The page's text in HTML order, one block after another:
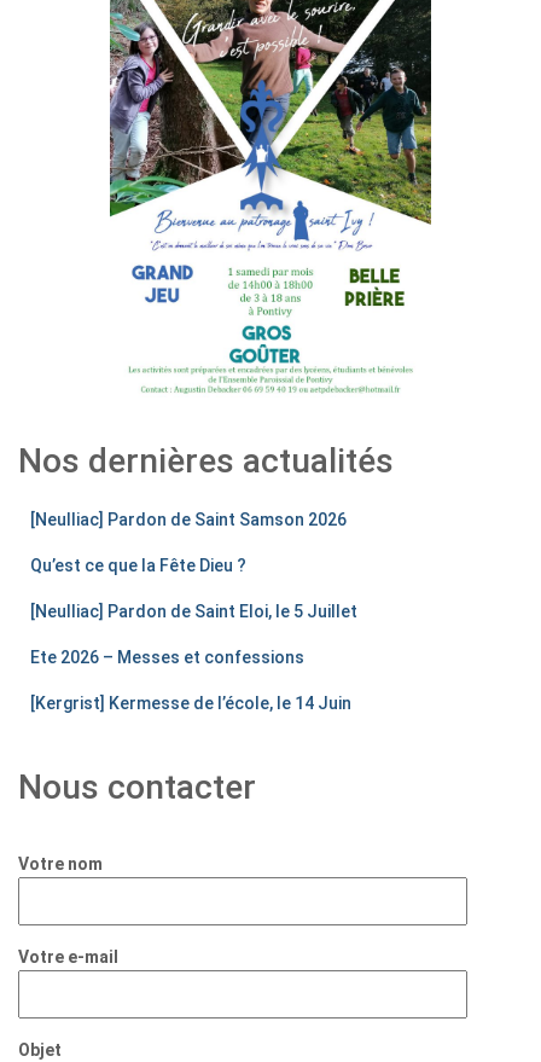
Nos dernières actualités
[Neulliac] Pardon de Saint Samson 2026
Qu’est ce que la Fête Dieu ?
[Neulliac] Pardon de Saint Eloi, le 5 Juillet
Ete 2026 – Messes et confessions
[Kergrist] Kermesse de l’école, le 14 Juin
Nous contacter
Votre nom
Votre e-mail
Objet